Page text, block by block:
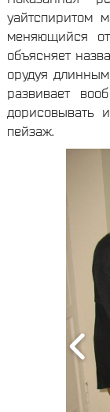
уайтспиритом
меняющийся
объясняет
орудуя
развивает
дорисовывать
пейзаж.